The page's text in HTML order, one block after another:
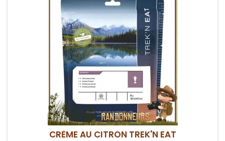
CRÈME AU CITRON TREK'N EAT